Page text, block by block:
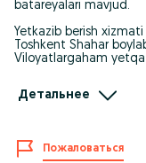
batareyalari mavjud.
Yetkazib berish xizmati
Toshkent Shahar
Viloyatlargaham
Здравствуйте!
Детальнее
Пожаловаться